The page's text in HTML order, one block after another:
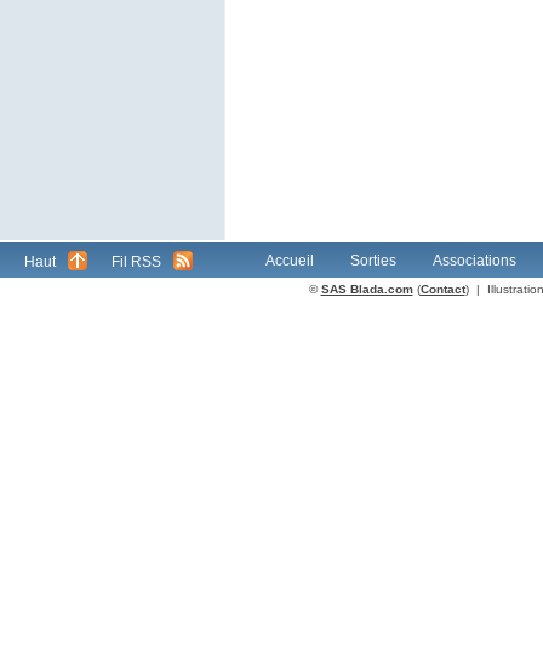
Haut Fil RSS Accueil Sorties Associations
©SAS Blada.com(Contact) |